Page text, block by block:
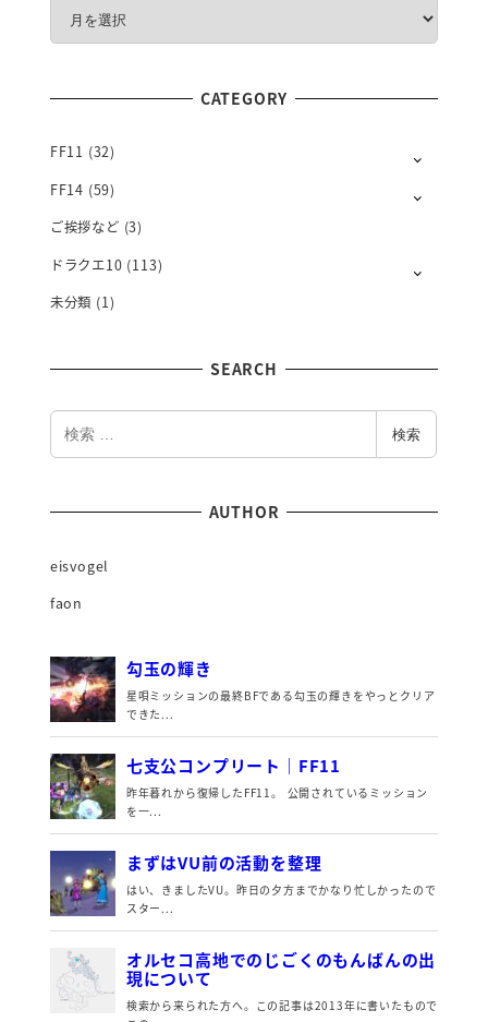
H
Y
CATEGORY
FF11 (32)
FF14 (59)
ご挨拶など (3)
ドラクエ10 (113)
未分類 (1)
SEARCH
検索
AUTHOR
eisvogel
faon